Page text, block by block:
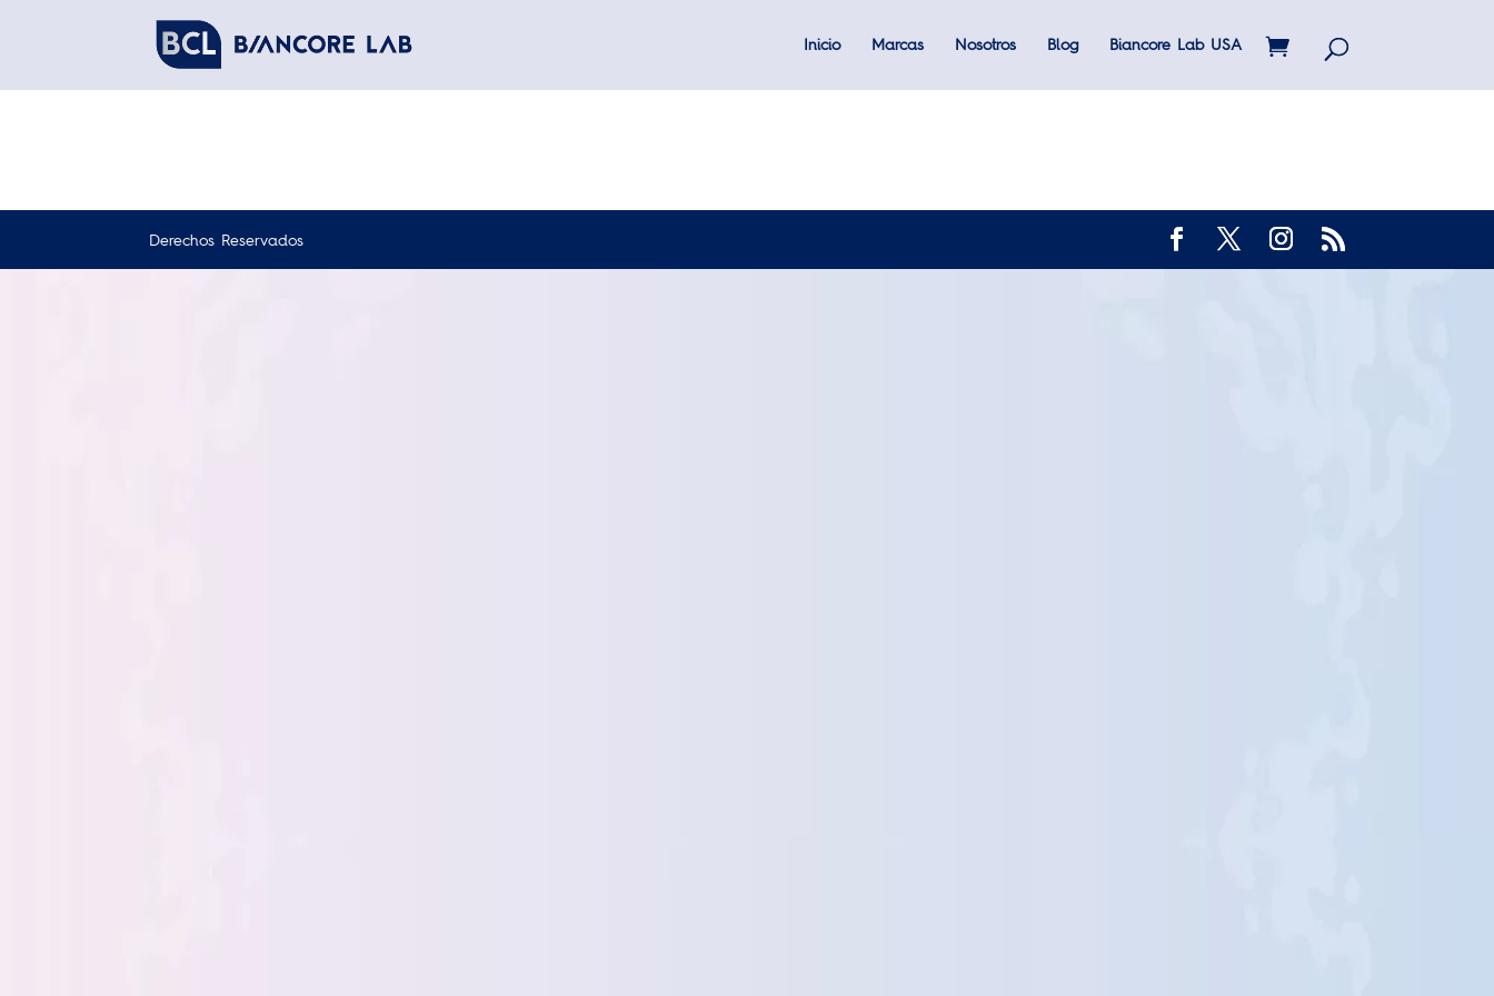
Inicio Marcas Nosotros Blog Biancore Lab USA
Derechos Reservados